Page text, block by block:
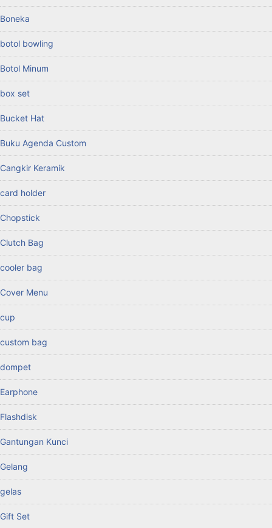
Boneka
botol bowling
Botol Minum
box set
Bucket Hat
Buku Agenda Custom
Cangkir Keramik
card holder
Chopstick
Clutch Bag
cooler bag
Cover Menu
cup
custom bag
dompet
Earphone
Flashdisk
Gantungan Kunci
Gelang
gelas
Gift Set